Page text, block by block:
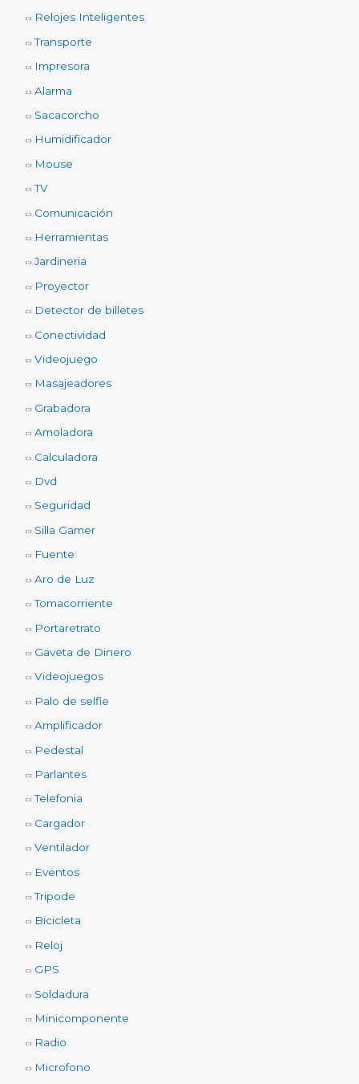
Relojes Inteligentes
Transporte
Impresora
Alarma
Sacacorcho
Humidificador
Mouse
TV
Comunicación
Herramientas
Jardineria
Proyector
Detector de billetes
Conectividad
Videojuego
Masajeadores
Grabadora
Amoladora
Calculadora
Dvd
Seguridad
Silla Gamer
Fuente
Aro de Luz
Tomacorriente
Portaretrato
Gaveta de Dinero
Videojuegos
Palo de selfie
Amplificador
Pedestal
Parlantes
Telefonia
Cargador
Ventilador
Eventos
Tripode
Bicicleta
Reloj
GPS
Soldadura
Minicomponente
Radio
Microfono